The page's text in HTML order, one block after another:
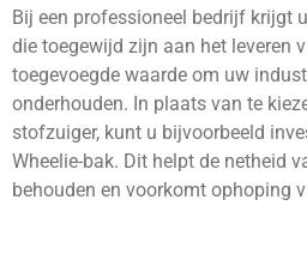
Bij een professioneel bedrijf krijgt
die toegewijd zijn aan het leveren
toegevoegde waarde om uw
onderhouden. In plaats van te
stofzuiger, kunt u bijvoorbeeld
Wheelie-bak. Dit helpt de netheid
behouden en voorkomt ophoping